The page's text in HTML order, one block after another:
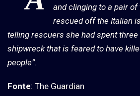
and clinging to a pair
rescued off the Italian
telling rescuers she had spent
shipwreck that is feared to have
people”.
Fonte: The Guardian